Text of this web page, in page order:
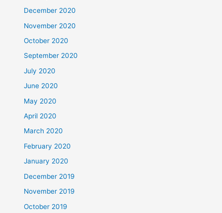
December 2020
November 2020
October 2020
September 2020
July 2020
June 2020
May 2020
April 2020
March 2020
February 2020
January 2020
December 2019
November 2019
October 2019